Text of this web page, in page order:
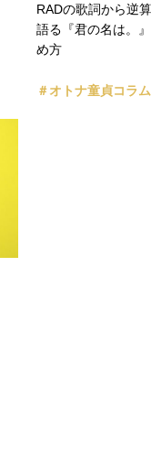
RADの歌詞から逆
語る『君の名は。
め方
＃オトナ童貞コラム